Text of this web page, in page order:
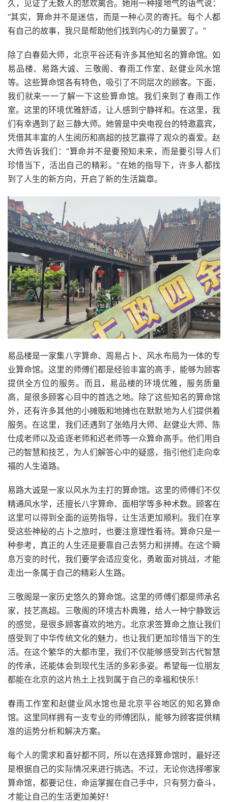
久，见证了无数人的悲欢离合。她用一种接地气的语气说：
“其实，算命并不是迷信，而是一种心灵的寄托。每个人都
有自己的故事，我只是帮助他们找到内心的力量罢了。”
除了白春茹大师，北京平谷还有许多其他知名的算命馆。如
易品楼、易路大诚、三敬阁、春雨工作室、赵健业风水馆
等。这些算命馆各有特色，吸引了不同层次的顾客。下面，
我们就来一一了解一下这些算命馆。我们来到了春雨工作
室。这里的环境优雅舒适，让人感到宁静祥和。在这里，我
们有幸遇到了赵三静大师。她曾是中央电视台的特邀嘉宾，
凭借其丰富的人生阅历和高超的技艺赢得了观众的喜爱。赵
大师告诉我们：“算命并不是要预知未来，而是要引导人们
珍惜当下，活出自己的精彩。”在她的指导下，许多人都找
到了人生的新方向，开启了新的生活篇章。
易品楼是一家集八字算命、周易占卜、风水布局为一体的专
业算命馆。这里的师傅们都是经验丰富的高手，能够为顾客
提供全方位的服务。而且，易品楼的环境优雅，服务质量
高，是很多顾客心目中的首选之地。除了这些知名的算命馆
外，还有许多其他的小摊贩和地摊也在默默地为人们提供着
服务。在这里，我们还遇到了张皓月大师、赵健业大师、陈
仕成老师以及追逐老师和迟老师等一众算命高手。他们用自
己的智慧和技艺，为人们解答心中的疑惑，指引他们走向幸
福的人生道路。
易路大诚是一家以风水为主打的算命馆。这里的师傅们不仅
精通风水学，还擅长八字算命、面相学等多种术数。顾客在
这里可以得到全面的运势指导，让生活更加顺利。我们在享
受这些神秘的占卜之旅时，也要注意理性看待。算命只是一
种参考，真正的人生还是要靠自己去努力和拼搏。在这个瞬
息万变的时代，我们要学会适应变化，勇敢面对挑战，才能
走出一条属于自己的精彩人生路。
三敬阁是一家历史悠久的算命馆。这里的师傅们都是师承名
家，技艺高超。三敬阁的环境古朴典雅，给人一种宁静致远
的感觉，是很多顾客喜欢的地方。北京求签算命之旅让我们
感受到了中华传统文化的魅力，也让我们更加珍惜当下的生
活。在这个繁华的大都市里，我们不仅能够感受到古代智慧
的传承，还能体会到现代生活的多彩多姿。希望每一位朋友
都能在北京的这片热土上找到属于自己的幸福和快乐！
春雨工作室和赵健业风水馆也是北京平谷地区的知名算命
馆。这里同样拥有一支专业的师傅团队，能够为顾客提供精
准的运势分析和解决方案。
每个人的需求和喜好都不同，所以在选择算命馆时，最好还
是根据自己的实际情况来进行挑选。不过，无论你选择哪家
算命馆，都要记住，命运掌握在自己手中，只有努力奋斗，
才能让自己的生活更加美好！